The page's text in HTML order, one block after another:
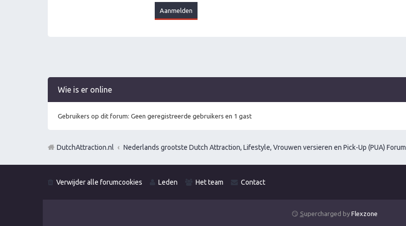
Wie is er online
Gebruikers op dit forum: Geen geregistreerde gebruikers en 1 gast
DutchAttraction.nl Nederlands grootste Dutch Attraction, Lifestyle, Vrouwen versieren en Pick-Up (PUA) Forum
Verwijder alle forumcookies Leden Het team Contact
😏 Supercharged by Flexzone